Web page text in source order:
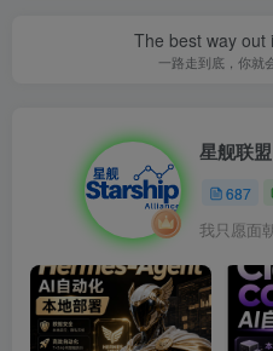
The best way out
一路走到底，你就
星舰联盟
687
我只愿面